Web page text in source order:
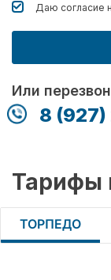
Даю согласие
Или
8
Тарифы
ТОРПЕДО